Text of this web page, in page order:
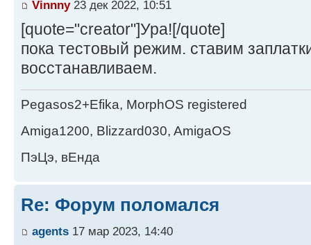
Vinnny23 дек 2022, 10:51
[quote="creator"]Ура![/quote]
пока тестовый режим. ставим
восстанавливаем.
Pegasos2+Efika, MorphOS registered
Amiga1200, Blizzard030, AmigaOS
ПэЦэ, вЕнда
Re: Форум поломался
agents 17 мар 2023, 14:40